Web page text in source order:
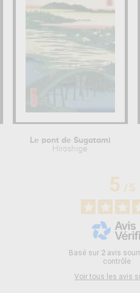
Le pont de Sugatami
Hiroshige
5/5
Basé sur 2 avis
contrôle
Voir tous les avis